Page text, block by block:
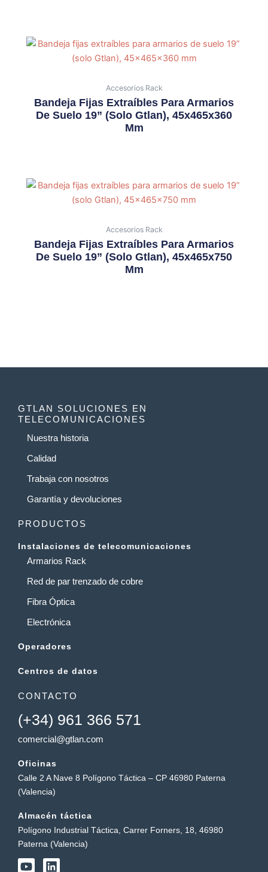
Accesorios Rack
Bandeja Fijas Extraíbles Para Armarios
De Suelo 19” (solo Gtlan), 45x465x360
Mm
Accesorios Rack
Bandeja Fijas Extraíbles Para Armarios
De Suelo 19” (solo Gtlan), 45x465x750
Mm
GTLAN SOLUCIONES EN
TELECOMUNICACIONES
Nuestra historia
Calidad
Trabaja con nosotros
Garantía y devoluciones
PRODUCTOS
Instalaciones de telecomunicaciones
Armarios Rack
Red de par trenzado de cobre
Fibra Óptica
Electrónica
Operadores
Centros de datos
CONTACTO
(+34) 961 366 571
comercial@gtlan.com
Oficinas
Calle 2 A Nave 8 Polígono Táctica – CP 46980 Paterna
(Valencia)
Almacén táctica
Polígono Industrial Táctica, Carrer Forners, 18, 46980
Paterna (Valencia)
Y
o
L
i